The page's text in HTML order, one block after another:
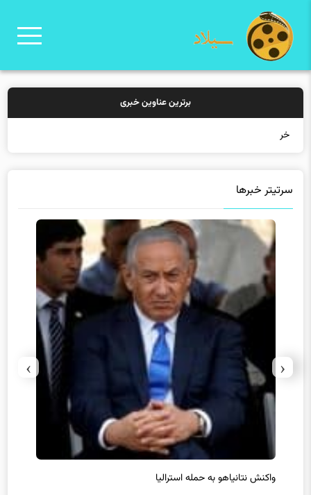
برترین عناوین خبری
خرید بیمه: سنتی ی
سرتیتر خبرها
واکنش نتانیاهو به حمله استرالیا
‹
›